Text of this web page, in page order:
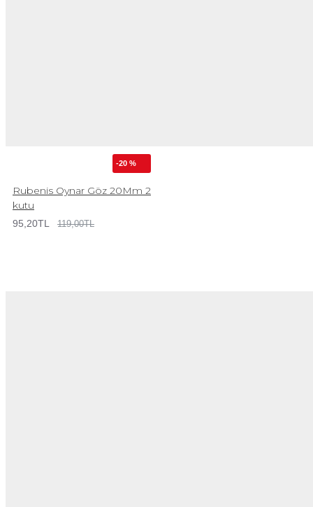
-20 %
Rubenis Oynar Göz 20Mm 2
kutu
95,20TL 119,00TL